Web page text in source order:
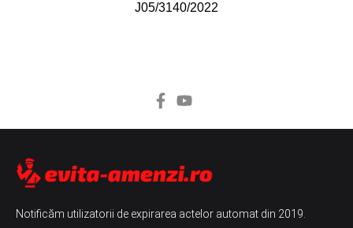
J05/3140/2022
Notificăm utilizatorii de expirarea actelor automat din 2019.